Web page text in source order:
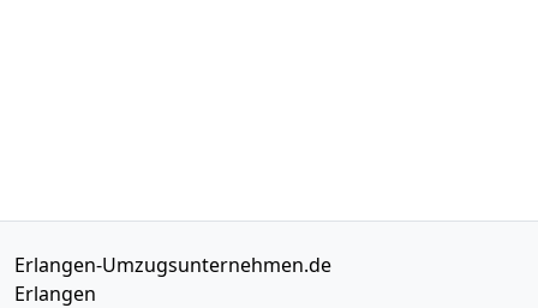
Erlangen-Umzugsunternehmen.de
Erlangen